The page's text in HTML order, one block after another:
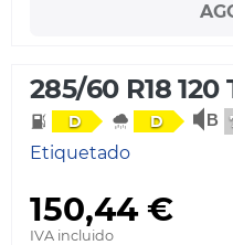
285/60 R18 120
D D
Etiquetado
150,44 €
IVA incluido